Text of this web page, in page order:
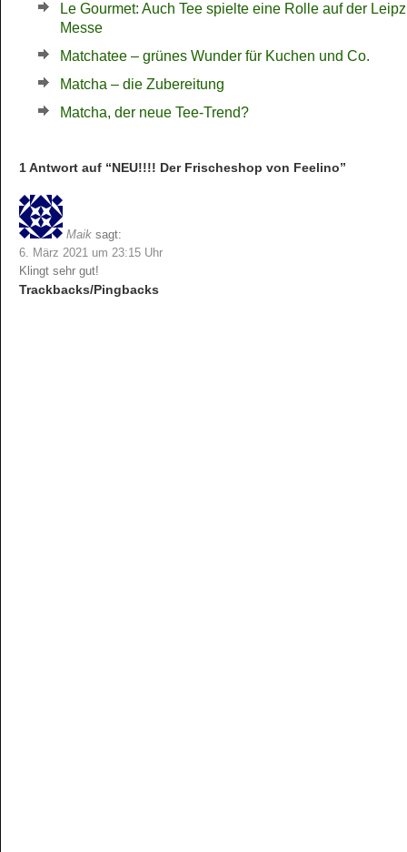
Le Gourmet: Auch Tee spielte eine Rolle auf der
Messe
Matchatee – grünes Wunder für Kuchen und Co.
Matcha – die Zubereitung
Matcha, der neue Tee-Trend?
1 Antwort auf “NEU!!!! Der Frischeshop von Feelino”
Maik sagt:
6. März 2021 um 23:15 Uhr
Klingt sehr gut!
Trackbacks/Pingbacks